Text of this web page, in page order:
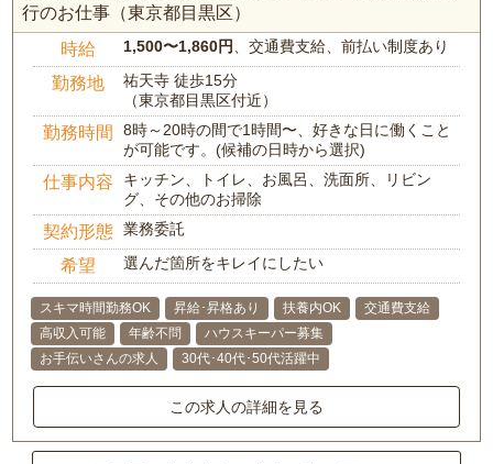
行のお仕事（東京都目黒区）
時給 1,500〜1,860円 、交通費支給、前払い制度あり
勤務地
祐天寺 徒歩15分
（東京都目黒区付近）
勤務時間
8時～20時の間で1時間〜、好きな日に働くこと
が可能です。(候補の日時から選択)
仕事内容
キッチン、トイレ、お風呂、洗面所、リビン
グ、その他のお掃除
契約形態 業務委託
希望 選んだ箇所をキレイにしたい
スキマ時間勤務OK 昇給･昇格あり 扶養内OK
交通費支給
高収入可能
年齢不問
ハウスキーパー募集
お手伝いさんの求人
30代･40代･50代活躍中
この求人の詳細を見る